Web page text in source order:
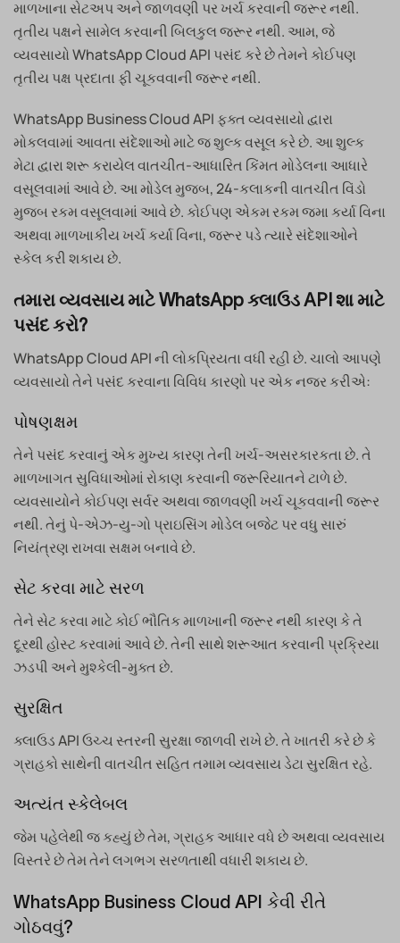
માળખાના સેટઅપ અને જાળવણી પર ખર્ચ કરવાની જરૂર નથી.
તૃતીય પક્ષને સામેલ કરવાની બિલકુલ જરૂર નથી. આમ, જે
વ્યવસાયો WhatsApp Cloud API પસંદ કરે છે તેમને કોઈપણ
તૃતીય પક્ષ પ્રદાતા ફી ચૂકવવાની જરૂર નથી.
WhatsApp Business Cloud API ફક્ત વ્યવસાયો દ્વારા
મોકલવામાં આવતા સંદેશાઓ માટે જ શુલ્ક વસૂલ કરે છે. આ શુલ્ક
મેટા દ્વારા શરૂ કરાયેલ વાતચીત-આધારિત કિંમત મોડેલના આધારે
વસૂલવામાં આવે છે. આ મોડેલ મુજબ, 24-કલાકની વાતચીત વિંડો
મુજબ રકમ વસૂલવામાં આવે છે. કોઈપણ એકમ રકમ જમા કર્યા વિના
અથવા માળખાકીય ખર્ચ કર્યા વિના, જરૂર પડે ત્યારે સંદેશાઓને
સ્કેલ કરી શકાય છે.
તમારા વ્યવસાય માટે WhatsApp ક્લાઉડ API શા માટે
પસંદ કરો?
WhatsApp Cloud API ની લોકપ્રિયતા વધી રહી છે. ચાલો આપણે
વ્યવસાયો તેને પસંદ કરવાના વિવિધ કારણો પર એક નજર કરીએ:
પોષણક્ષમ
તેને પસંદ કરવાનું એક મુખ્ય કારણ તેની ખર્ચ-અસરકારકતા છે. તે
માળખાગત સુવિધાઓમાં રોકાણ કરવાની જરૂરિયાતને ટાળે છે.
વ્યવસાયોને કોઈપણ સર્વર અથવા જાળવણી ખર્ચ ચૂકવવાની જરૂર
નથી. તેનું પે-એઝ-યુ-ગો પ્રાઇસિંગ મોડેલ બજેટ પર વધુ સારું
નિયંત્રણ રાખવા સક્ષમ બનાવે છે.
સેટ કરવા માટે સરળ
તેને સેટ કરવા માટે કોઈ ભૌતિક માળખાની જરૂર નથી કારણ કે તે
દૂરથી હોસ્ટ કરવામાં આવે છે. તેની સાથે શરૂઆત કરવાની પ્રક્રિયા
ઝડપી અને મુશ્કેલી-મુક્ત છે.
સુરક્ષિત
ક્લાઉડ API ઉચ્ચ સ્તરની સુરક્ષા જાળવી રાખે છે. તે ખાતરી કરે છે કે
ગ્રાહકો સાથેની વાતચીત સહિત તમામ વ્યવસાય ડેટા સુરક્ષિત રહે.
અત્યંત સ્કેલેબલ
જેમ પહેલેથી જ કહ્યું છે તેમ, ગ્રાહક આધાર વધે છે અથવા વ્યવસાય
વિસ્તરે છે તેમ તેને લગભગ સરળતાથી વધારી શકાય છે.
WhatsApp Business Cloud API કેવી રીતે
ગોઠવવું?